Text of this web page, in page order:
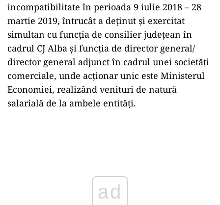
incompatibilitate în perioada 9 iulie 2018 – 28
martie 2019, întrucât a deţinut şi exercitat
simultan cu funcţia de consilier judeţean în
cadrul CJ Alba şi funcţia de director general/
director general adjunct în cadrul unei societăţi
comerciale, unde acţionar unic este Ministerul
Economiei, realizând venituri de natură
salarială de la ambele entităţi.